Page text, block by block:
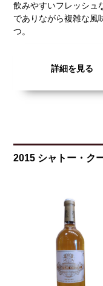
飲みやすいフレッシュ
でありながら複雑な風
つ。
詳細を見る
2015 シャトー・ク